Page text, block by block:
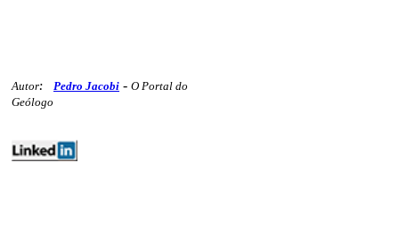
Autor: Pedro Jacobi - O Portal do
Geólogo